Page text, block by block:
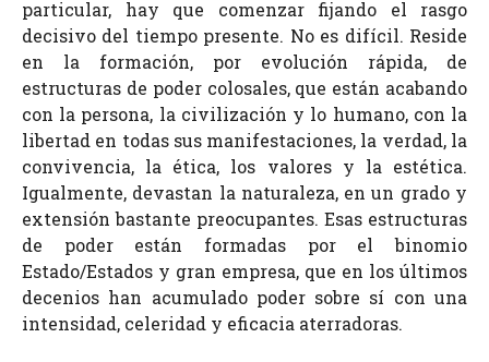
particular, hay que comenzar fijando el rasgo
decisivo del tiempo presente. No es difícil. Reside
en la formación, por evolución rápida, de
estructuras de poder colosales, que están acabando
con la persona, la civilización y lo humano, con la
libertad en todas sus manifestaciones, la verdad, la
convivencia, la ética, los valores y la estética.
Igualmente, devastan la naturaleza, en un grado y
extensión bastante preocupantes. Esas estructuras
de poder están formadas por el binomio
Estado/Estados y gran empresa, que en los últimos
decenios han acumulado poder sobre sí con una
intensidad, celeridad y eficacia aterradoras.